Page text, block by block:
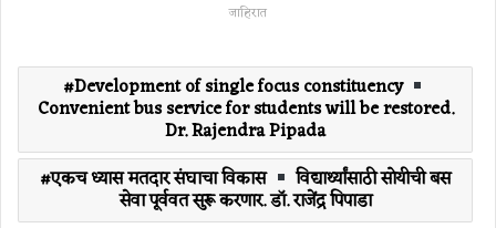
जाहिरात
Development of single focus constituency
Convenient bus service for students will be restored.
Dr. Rajendra Pipada
एकच ध्यास मतदार संघाचा विकास
विद्यार्थ्यांसाठी सोयीची बस
सेवा पूर्ववत सुरू करणार. डॉ. राजेंद्र पिपाडा